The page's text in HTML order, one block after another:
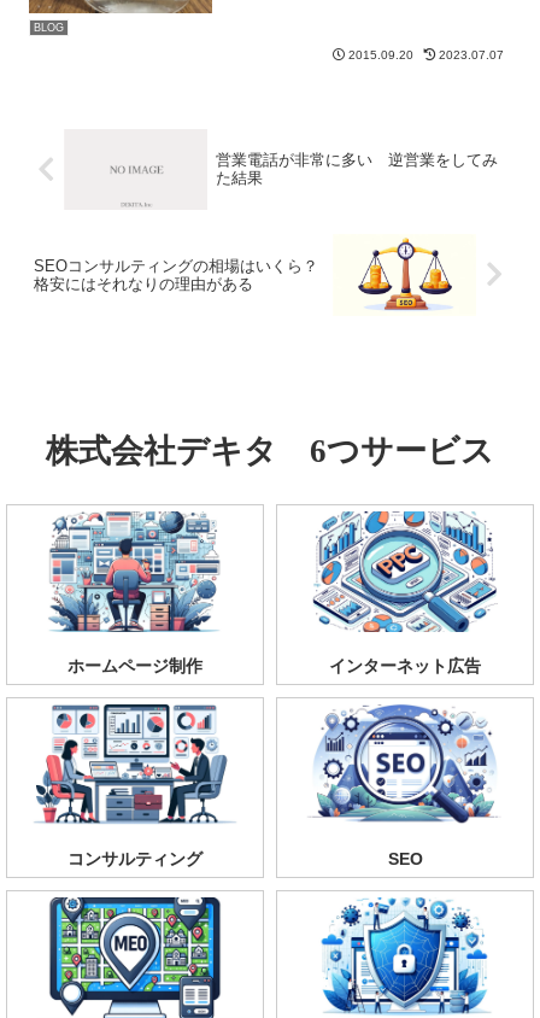
BLOG
2015.09.20 2023.07.07
営業電話が非常に多い 逆営業をしてみ
た結果
SEOコンサルティングの相場はいくら？
格安にはそれなりの理由がある
株式会社デキタ 6つサービス
ホームページ制作 インターネット広告
コンサルティング SEO